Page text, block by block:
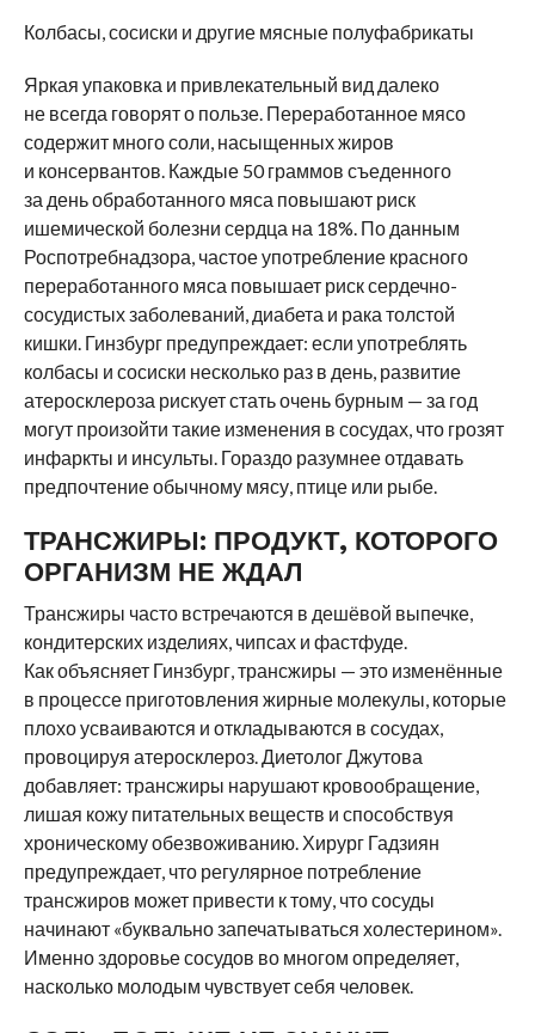
Колбасы, сосиски и другие мясные полуфабрикаты
Яркая упаковка и привлекательный вид далеко
не всегда говорят о пользе. Переработанное мясо
содержит много соли, насыщенных жиров
и консервантов. Каждые 50 граммов съеденного
за день обработанного мяса повышают риск
ишемической болезни сердца на 18%. По данным
Роспотребнадзора, частое употребление красного
переработанного мяса повышает риск сердечно-
сосудистых заболеваний, диабета и рака толстой
кишки. Гинзбург предупреждает: если употреблять
колбасы и сосиски несколько раз в день, развитие
атеросклероза рискует стать очень бурным — за год
могут произойти такие изменения в сосудах, что грозят
инфаркты и инсульты. Гораздо разумнее отдавать
предпочтение обычному мясу, птице или рыбе.
ТРАНСЖИРЫ: ПРОДУКТ, КОТОРОГО
ОРГАНИЗМ НЕ ЖДАЛ
Трансжиры часто встречаются в дешёвой выпечке,
кондитерских изделиях, чипсах и фастфуде.
Как объясняет Гинзбург, трансжиры — это изменённые
в процессе приготовления жирные молекулы, которые
плохо усваиваются и откладываются в сосудах,
провоцируя атеросклероз. Диетолог Джутова
добавляет: трансжиры нарушают кровообращение,
лишая кожу питательных веществ и способствуя
хроническому обезвоживанию. Хирург Гадзиян
предупреждает, что регулярное потребление
трансжиров может привести к тому, что сосуды
начинают «буквально запечатываться холестерином».
Именно здоровье сосудов во многом определяет,
насколько молодым чувствует себя человек.